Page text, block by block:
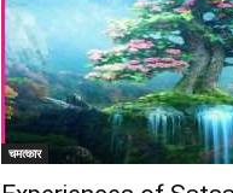
चमत्कार